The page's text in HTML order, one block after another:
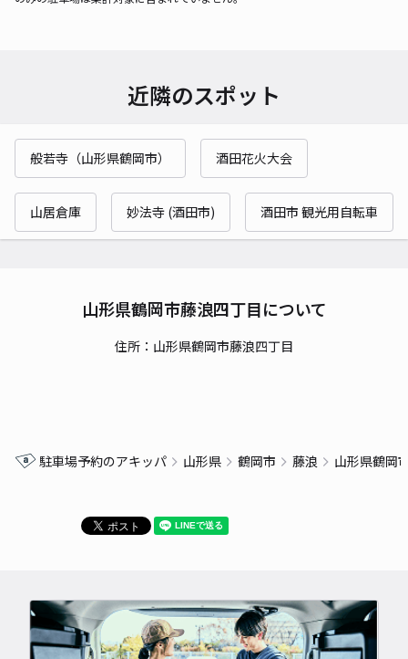
近隣のスポット
般若寺（山形県鶴岡市） 酒田花火大会
山居倉庫 妙法寺 (酒田市) 酒田市 観光用自転車
山形県鶴岡市藤浪四丁目について
住所：山形県鶴岡市藤浪四丁目
駐車場予約のアキッパ 山形県 鶴岡市 藤浪 山形県鶴岡